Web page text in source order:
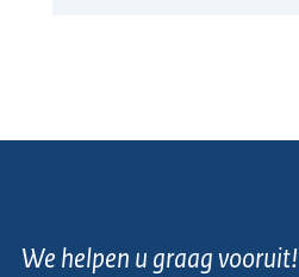
We helpen u graag vooruit!